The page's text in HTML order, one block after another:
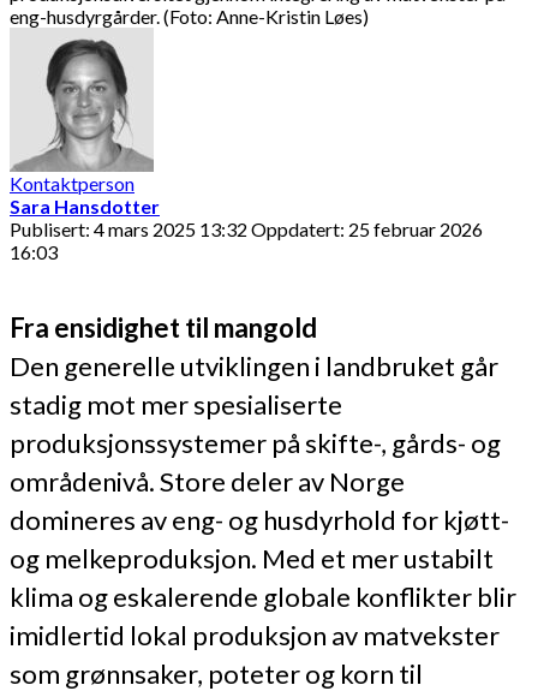
eng-husdyrgårder. (Foto: Anne-Kristin Løes)
Kontaktperson
Sara Hansdotter
Publisert: 4 mars 2025 13:32 Oppdatert: 25 februar 2026
16:03
Fra ensidighet til mangold
Den generelle utviklingen i landbruket går
stadig mot mer spesialiserte
produksjonssystemer på skifte-, gårds- og
områdenivå. Store deler av Norge
domineres av eng- og husdyrhold for kjøtt-
og melkeproduksjon. Med et mer ustabilt
klima og eskalerende globale konflikter blir
imidlertid lokal produksjon av matvekster
som grønnsaker, poteter og korn til